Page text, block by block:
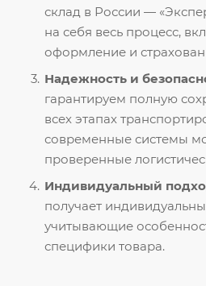
склад в России —
на себя весь процесс,
оформление и
Надежность и
гарантируем полную
всех этапах
современные системы
проверенные
Индивидуальный
получает
учитывающие
специфики товара.